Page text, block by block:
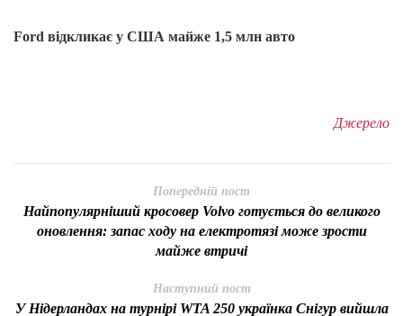
Ford відкликає у США майже 1,5 млн авто
Джерело
Попередній пост
Найпопулярніший кросовер Volvo готується до великого
оновлення: запас ходу на електротязі може зрости
майже втричі
Наступний пост
У Нідерландах на турнірі WTA 250 українка Снігур вийшла